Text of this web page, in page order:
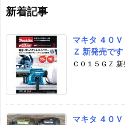
新着記事
マキタ ４０
Ｚ 新発売です
Ｃ０１５ＧＺ
マキタ ４０